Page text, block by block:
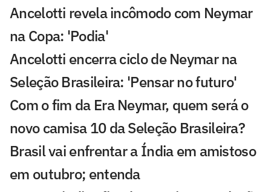
Ancelotti revela incômodo com Neymar
na Copa: 'Podia'
Ancelotti encerra ciclo de Neymar na
Seleção Brasileira: 'Pensar no futuro'
Com o fim da Era Neymar, quem será o
novo camisa 10 da Seleção Brasileira?
Brasil vai enfrentar a Índia em amistoso
em outubro; entenda